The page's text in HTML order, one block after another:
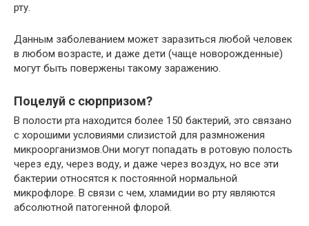
рту.
Данным заболеванием может заразиться любой человек
в любом возрасте, и даже дети (чаще новорожденные)
могут быть повержены такому заражению.
Поцелуй с сюрпризом?
В полости рта находится более 150 бактерий, это связано
с хорошими условиями слизистой для размножения
микроорганизмов.Они могут попадать в ротовую полость
через еду, через воду, и даже через воздух, но все эти
бактерии относятся к постоянной нормальной
микрофлоре. В связи с чем, хламидии во рту являются
абсолютной патогенной флорой.